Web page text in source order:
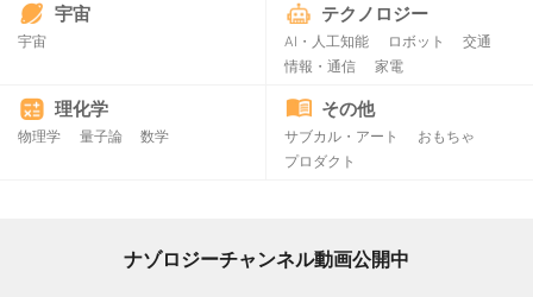
宇宙
宇宙
テクノロジー
AI・人工知能 ロボット
交通
情報・通信
家電
理化学
物理学 量子論 数学
その他
サブカル・アート
おもちゃ
プロダクト
ナゾロジーチャンネル動画公開中